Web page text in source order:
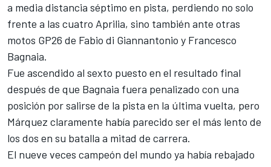
a media distancia séptimo en pista, perdiendo no solo
frente a las cuatro Aprilia, sino también ante otras
motos GP26 de Fabio di Giannantonio y Francesco
Bagnaia.
Fue ascendido al sexto puesto en el resultado final
después de que Bagnaia fuera penalizado con una
posición por salirse de la pista en la última vuelta, pero
Márquez claramente había parecido ser el más lento de
los dos en su batalla a mitad de carrera.
El nueve veces campeón del mundo ya había rebajado